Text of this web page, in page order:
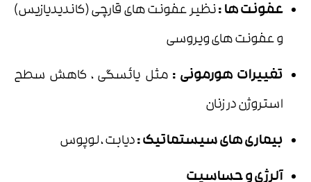
عفونت ها :نظیر عفونت های قارچی (کاندیدیازیس)
و عفونت های ویروسی
تغییرات هورمونی : مثل یائسگی ، کاهش سطح
استروژن در زنان
بیماری های سیستماتیک :دیابت ، لوپوس
آلرژی و حساسیت